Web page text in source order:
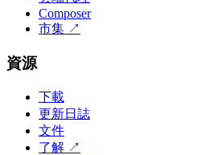
Composer
市集 ↗
資源
下載
更新日誌
文件
了解 ↗